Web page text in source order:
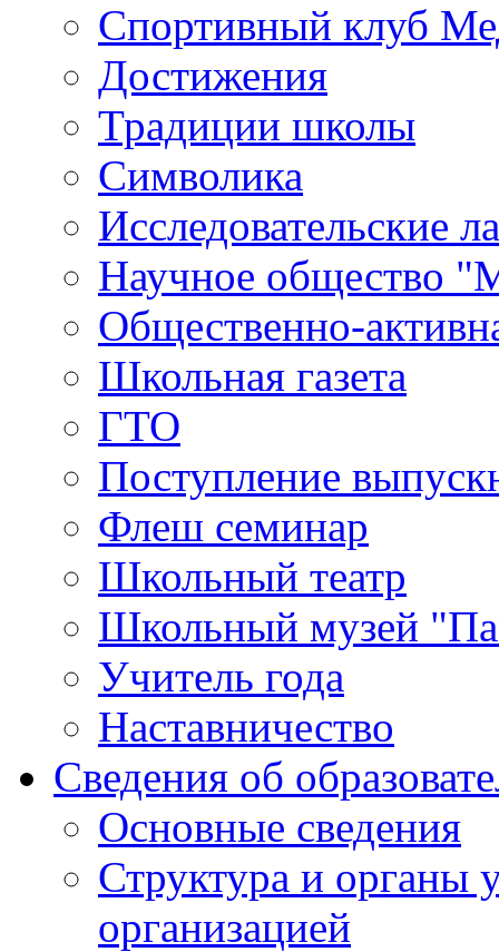
Спортивный клуб
Достижения
Традиции школы
Символика
Исследовательские
Научное общество
Общественно-
Школьная газета
ГТО
Поступление
Флеш семинар
Школьный театр
Школьный музей
Учитель года
Наставничество
Сведения об
Основные сведения
Структура и органы
организацией